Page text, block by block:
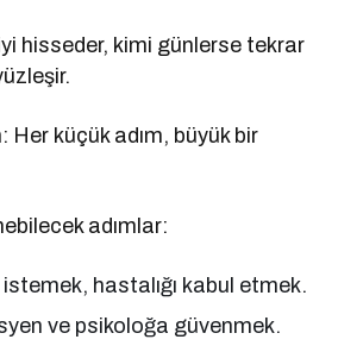
hisseder, kimi günlerse tekrar
Her küçük adım, büyük bir
adımlar:
istemek, hastalığı kabul etmek.
ve psikoloğa güvenmek.